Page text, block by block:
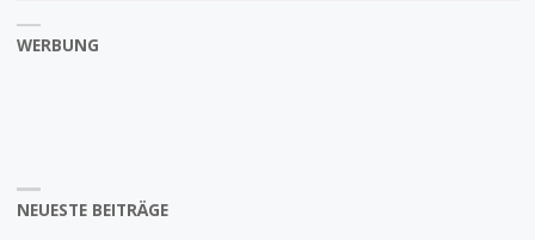
WERBUNG
NEUESTE BEITRÄGE